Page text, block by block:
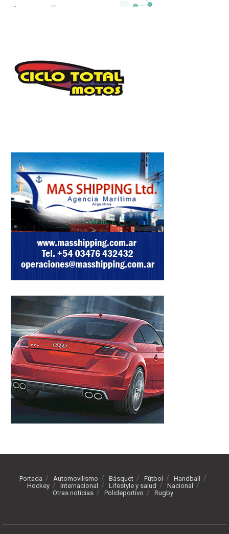
Portada Automovilismo Básquet Fútbol
Handball
Hockey
Internacional Lifestyle y salud
Nacional
Otras noticias
Polideportivo Rugby